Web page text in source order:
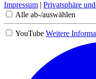
Impressum | Privatsphäre
Alle ab-/auswählen
YouTube Weitere